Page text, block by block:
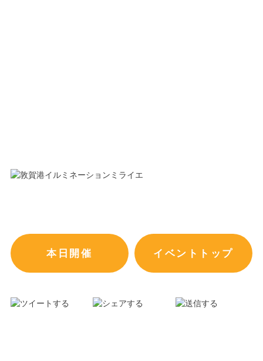
本日開催 イベントトップ